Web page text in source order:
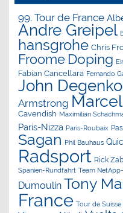
99. Tour de France
Andre Greipel
hansgrohe Chris
Froome Doping
Fabian Cancellara Fernando
John
Armstrong
Cavendish Maximilian
Paris-Nizza Paris-Roubaix
Sagan Phil Bauhaus
Radsport Rick
Spanien-Rundfahrt Team
Dumoulin Tony
France Tour de Suisse